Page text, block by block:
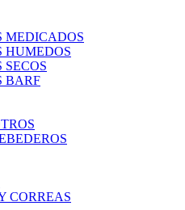
MEDICADOS
HUMEDOS
BARF
CORREAS